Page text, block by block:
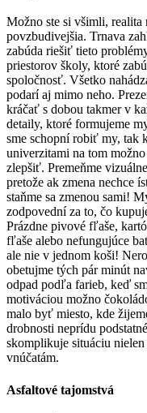
Možno ste si všimli, realita
povzbudivejšia. Trnava
zabúda riešiť tieto
priestorov školy, ktoré
spoločnosť. Všetko
podarí aj mimo neho.
kráčať s dobou takmer v
detaily, ktoré formujeme
sme schopní robiť my, tak
univerzitami na tom
zlepšiť. Premeňme
pretože ak zmena nechce
staňme sa zmenou sami!
zodpovední za to, čo
Prázdne pivové fľaše,
fľaše alebo nefungujúce
ale nie v jednom koši!
obetujme tých pár minút
odpad podľa farieb, keď
motiváciou možno
malo byť miesto, kde
drobnosti neprídu
skomplikuje situáciu
vnúčatám.
Asfaltové tajomstvá